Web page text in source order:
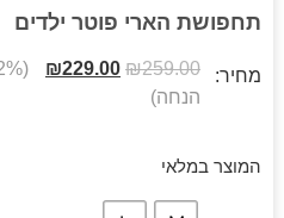
תחפושת הארי פוטר ילדים
מחיר: ₪259.00
₪229.00
הנחה)
המוצר במלאי